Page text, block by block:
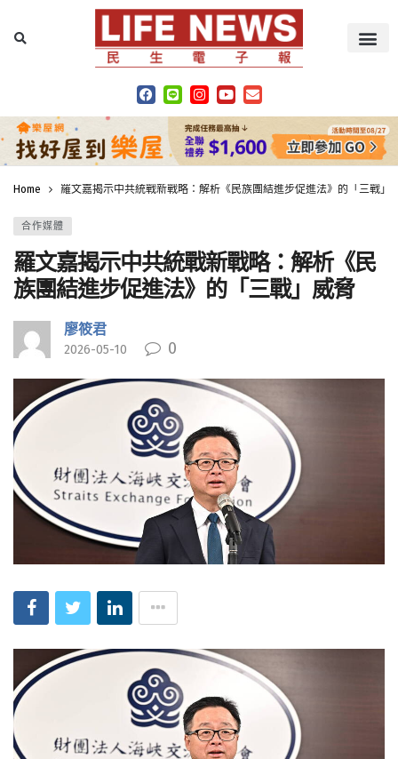
Home 羅文嘉揭示中共統戰新戰略：解析《民族團結進步促進法》的「三戰」
合作媒體
羅文嘉揭示中共統戰新戰略：解析《民
族團結進步促進法》的「三戰」威脅
廖筱君
2026-05-10 0